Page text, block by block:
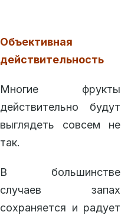
Объективная
действительность
Многие фрукты
действительно будут
выглядеть совсем не
так.
В большинстве
случаев запах
сохраняется и радует